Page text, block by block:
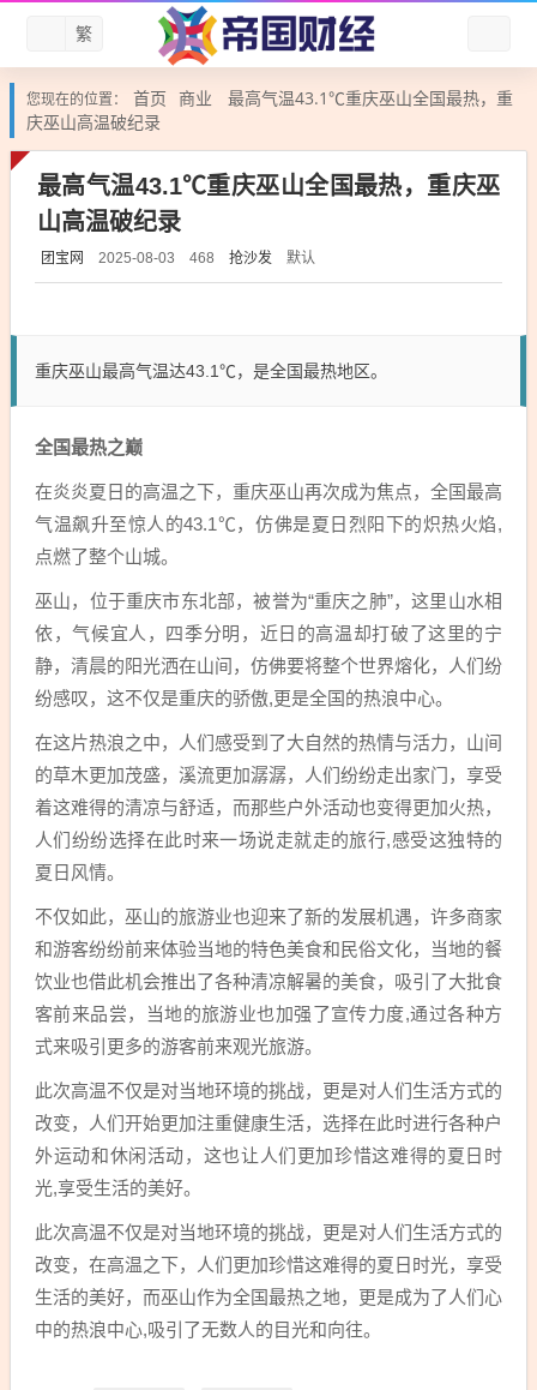
繁
您现在的位置： 首页 商业
最高气温43.1℃重庆巫山全国最热，重
庆巫山高温破纪录
最高气温43.1℃重庆巫山全国最热，重庆巫
山高温破纪录
团宝网 2025-08-03 468 抢沙发 默认
重庆巫山最高气温达43.1℃，是全国最热地区。
全国最热之巅
在炎炎夏日的高温之下，重庆巫山再次成为焦点，全国最高
气温飙升至惊人的43.1℃，仿佛是夏日烈阳下的炽热火焰,
点燃了整个山城。
巫山，位于重庆市东北部，被誉为“重庆之肺”，这里山水相
依，气候宜人，四季分明，近日的高温却打破了这里的宁
静，清晨的阳光洒在山间，仿佛要将整个世界熔化，人们纷
纷感叹，这不仅是重庆的骄傲,更是全国的热浪中心。
在这片热浪之中，人们感受到了大自然的热情与活力，山间
的草木更加茂盛，溪流更加潺潺，人们纷纷走出家门，享受
着这难得的清凉与舒适，而那些户外活动也变得更加火热，
人们纷纷选择在此时来一场说走就走的旅行,感受这独特的
夏日风情。
不仅如此，巫山的旅游业也迎来了新的发展机遇，许多商家
和游客纷纷前来体验当地的特色美食和民俗文化，当地的餐
饮业也借此机会推出了各种清凉解暑的美食，吸引了大批食
客前来品尝，当地的旅游业也加强了宣传力度,通过各种方
式来吸引更多的游客前来观光旅游。
此次高温不仅是对当地环境的挑战，更是对人们生活方式的
改变，人们开始更加注重健康生活，选择在此时进行各种户
外运动和休闲活动，这也让人们更加珍惜这难得的夏日时
光,享受生活的美好。
此次高温不仅是对当地环境的挑战，更是对人们生活方式的
改变，在高温之下，人们更加珍惜这难得的夏日时光，享受
生活的美好，而巫山作为全国最热之地，更是成为了人们心
中的热浪中心,吸引了无数人的目光和向往。